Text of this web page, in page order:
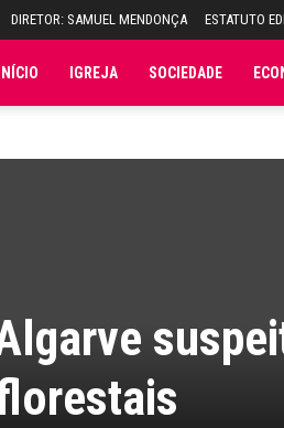
DIRETOR: SAMUEL MENDONÇA ESTATUTO
INÍCIO IGREJA SOCIEDADE